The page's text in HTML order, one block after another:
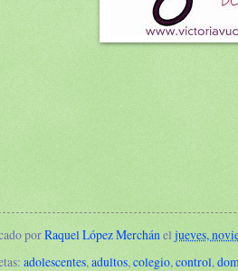
porRaquel López Merchánel jueves,
adolescentes, adultos, colegio, control,